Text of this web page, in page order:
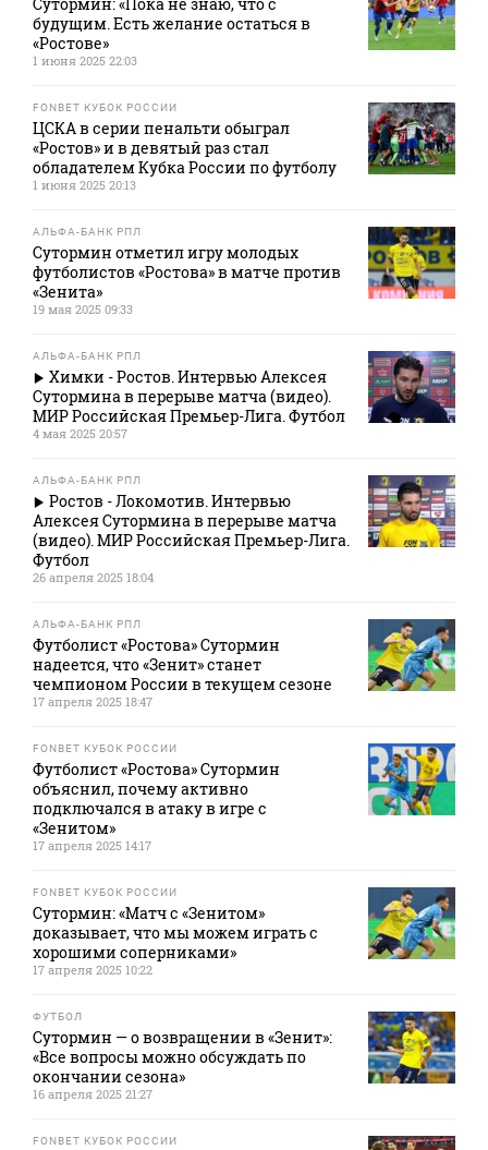
будущим. Есть желание остаться в
«Ростове»
1 июня 2025 22:03
FONBET КУБОК РОССИИ
ЦСКА в серии пенальти обыграл
«Ростов» и в девятый раз стал
обладателем Кубка России по футболу
1 июня 2025 20:13
АЛЬФА-БАНК РПЛ
Сутормин отметил игру молодых
футболистов «Ростова» в матче против
«Зенита»
19 мая 2025 09:33
АЛЬФА-БАНК РПЛ
Химки - Ростов. Интервью Алексея
Сутормина в перерыве матча (видео).
МИР Российская Премьер-Лига. Футбол
4 мая 2025 20:57
АЛЬФА-БАНК РПЛ
Ростов - Локомотив. Интервью
Алексея Сутормина в перерыве матча
(видео). МИР Российская Премьер-Лига.
Футбол
26 апреля 2025 18:04
АЛЬФА-БАНК РПЛ
Футболист «Ростова» Сутормин
надеется, что «Зенит» станет
чемпионом России в текущем сезоне
17 апреля 2025 18:47
FONBET КУБОК РОССИИ
Футболист «Ростова» Сутормин
объяснил, почему активно
подключался в атаку в игре с
«Зенитом»
17 апреля 2025 14:17
FONBET КУБОК РОССИИ
Сутормин: «Матч с «Зенитом»
доказывает, что мы можем играть с
хорошими соперниками»
17 апреля 2025 10:22
ФУТБОЛ
Сутормин — о возвращении в «Зенит»:
«Все вопросы можно обсуждать по
окончании сезона»
16 апреля 2025 21:27
FONBET КУБОК РОССИИ